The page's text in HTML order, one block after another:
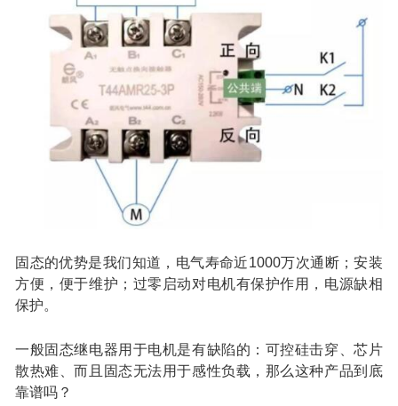
固态的优势是我们知道，电气寿命近1000万次通断；安装
方便，便于维护；过零启动对电机有保护作用，电源缺相
保护。
一般固态继电器用于电机是有缺陷的：可控硅击穿、芯片
散热难、而且固态无法用于感性负载，那么这种产品到底
靠谱吗？